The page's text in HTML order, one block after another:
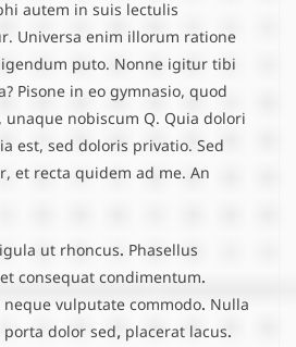
autem in suis lectulis
Universa enim illorum ratione
puto. Nonne igitur tibi
Pisone in eo gymnasio, quod
unaque nobiscum Q. Quia dolori
est, sed doloris privatio. Sed
et recta quidem ad me. An
ut rhoncus. Phasellus
consequat condimentum.
vulputate commodo. Nulla
dolor sed, placerat lacus.